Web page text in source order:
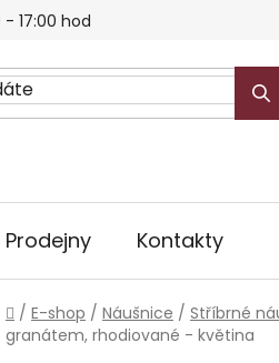
17:00 hod
Prodejny Kontakty
Domů
/ E-shop / Náušnice / Stříbrné
granátem, rhodiované - květina